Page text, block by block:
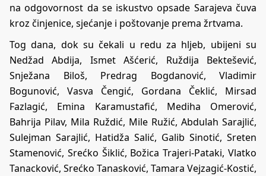
na odgovornost da se iskustvo opsade Sarajeva čuva
kroz činjenice, sjećanje i poštovanje prema žrtvama.
Tog dana, dok su čekali u redu za hljeb, ubijeni su
Nedžad Abdija, Ismet Ašćerić, Ruždija Bektešević,
Snježana Biloš, Predrag Bogdanović, Vladimir
Bogunović, Vasva Čengić, Gordana Čeklić, Mirsad
Fazlagić, Emina Karamustafić, Mediha Omerović,
Bahrija Pilav, Mila Ruždić, Mile Ružić, Abdulah Sarajlić,
Sulejman Sarajlić, Hatidža Salić, Galib Sinotić, Sreten
Stamenović, Srećko Šiklić, Božica Trajeri-Pataki, Vlatko
Tanacković, Srećko Tanasković, Tamara Vejzagić-Kostić,